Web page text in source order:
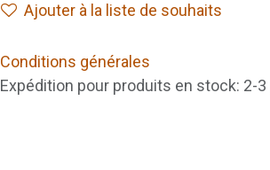
Ajouter à la liste de souhaits
Conditions générales
Expédition pour produits en stock: 2-